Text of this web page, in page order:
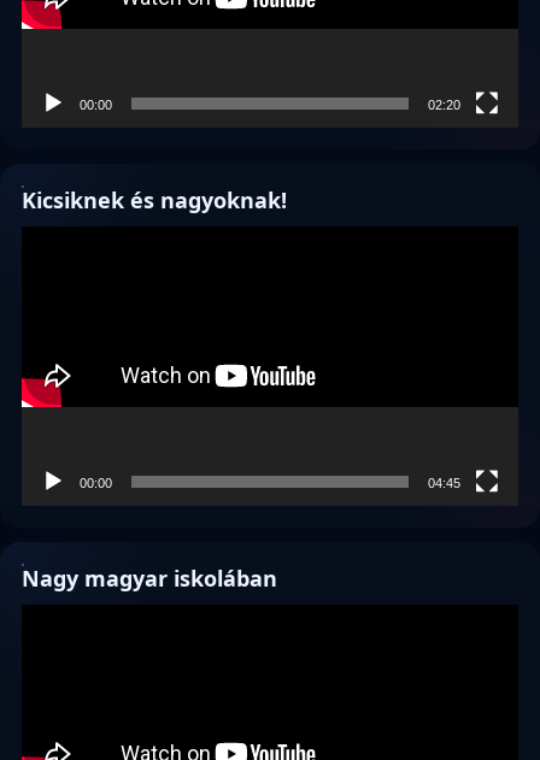
00:00 02:20
Kicsiknek és nagyoknak!
00:00 04:45
Nagy magyar iskolában